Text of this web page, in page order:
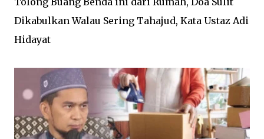
Dikabulkan Walau Sering Tahajud, Kata Ustaz Adi
Hidayat